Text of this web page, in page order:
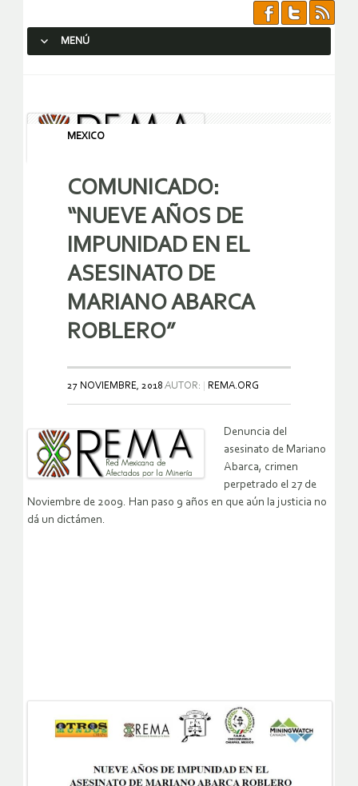
MENÚ
MEXICO
COMUNICADO:
“NUEVE AÑOS DE
IMPUNIDAD EN EL
ASESINATO DE
MARIANO ABARCA
ROBLERO”
27 NOVIEMBRE, 2018 AUTOR: REMA.ORG
Denuncia del
asesinato de Mariano
Abarca, crimen
perpetrado el 27 de
Noviembre de 2009. Han paso 9 años en que aún la justicia no
dá un dictámen.